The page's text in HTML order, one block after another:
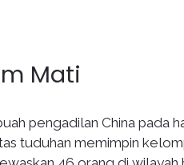
Mati
pengadilan China pada
tuduhan memimpin